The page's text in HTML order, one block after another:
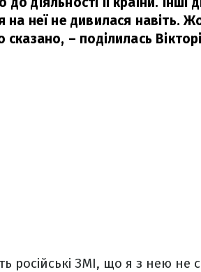
на неї не дивилася навіть.
сказано, – поділилась
російські ЗМІ, що я з нею не